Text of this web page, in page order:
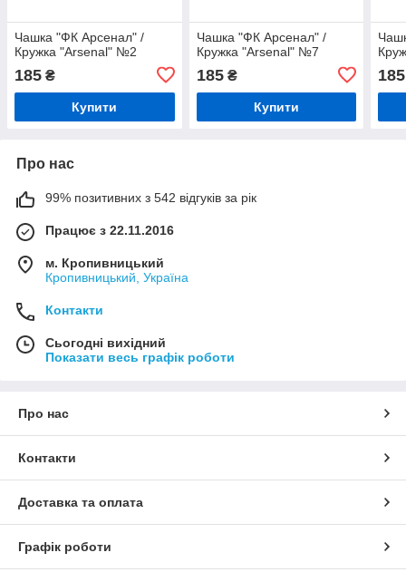
Чашка "ФК Арсенал" /
Кружка "Arsenal" №2
185 ₴
Купити
Чашка "ФК Арсенал" /
Кружка "Arsenal" №7
185₴
Купити
185
Про нас
99% позитивних з 542 відгуків за рік
Працює з 22.11.2016
м. Кропивницький
Кропивницький, Україна
Контакти
Сьогодні вихідний
Показати весь графік роботи
Про нас
Контакти
Доставка та оплата
Графік роботи